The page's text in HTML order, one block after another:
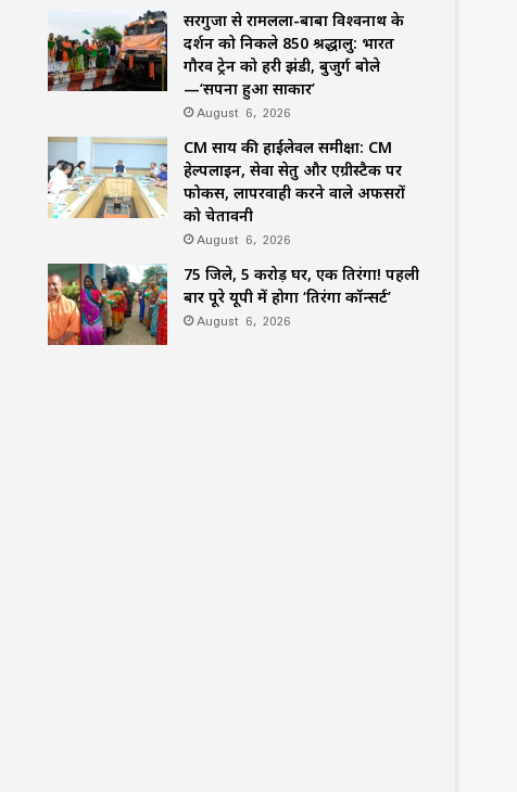
सरगुजा से रामलला-बाबा विश्वनाथ के
दर्शन को निकले 850 श्रद्धालु: भारत
गौरव ट्रेन को हरी झंडी, बुजुर्ग बोले
—‘सपना हुआ साकार’
August 6, 2026
CM साय की हाईलेवल समीक्षा: CM
हेल्पलाइन, सेवा सेतु और एग्रीस्टैक पर
फोकस, लापरवाही करने वाले अफसरों
को चेतावनी
August 6, 2026
75 जिले, 5 करोड़ घर, एक तिरंगा! पहली
बार पूरे यूपी में होगा ‘तिरंगा कॉन्सर्ट’
August 6, 2026